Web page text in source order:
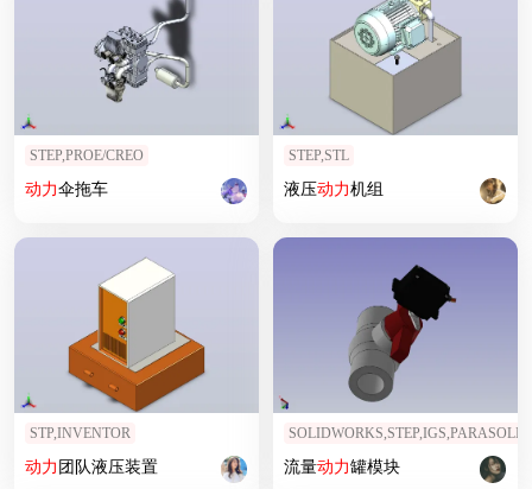
STEP,PROE/CREO
动力伞拖车
STEP,STL
液压动力机组
STP,INVENTOR
动力团队液压装置
SOLIDWORKS,STEP,IGS,PARASOLID
流量动力罐模块